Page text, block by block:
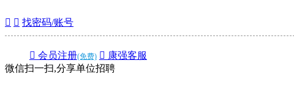
  找密码/账号
 会员注册(免费)  康强客服
微信扫一扫,分享单位招聘